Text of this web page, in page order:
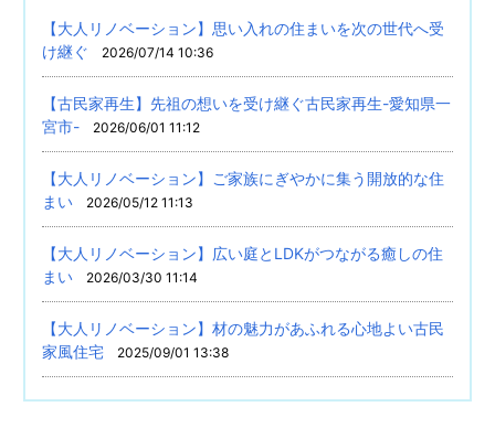
【大人リノベーション】思い入れの住まいを次の世代へ受
け継ぐ
2026/07/14 10:36
【古民家再生】先祖の想いを受け継ぐ古民家再生-愛知県一
宮市-
2026/06/01 11:12
【大人リノベーション】ご家族にぎやかに集う開放的な住
まい
2026/05/12 11:13
【大人リノベーション】広い庭とLDKがつながる癒しの住
まい
2026/03/30 11:14
【大人リノベーション】材の魅力があふれる心地よい古民
家風住宅
2025/09/01 13:38